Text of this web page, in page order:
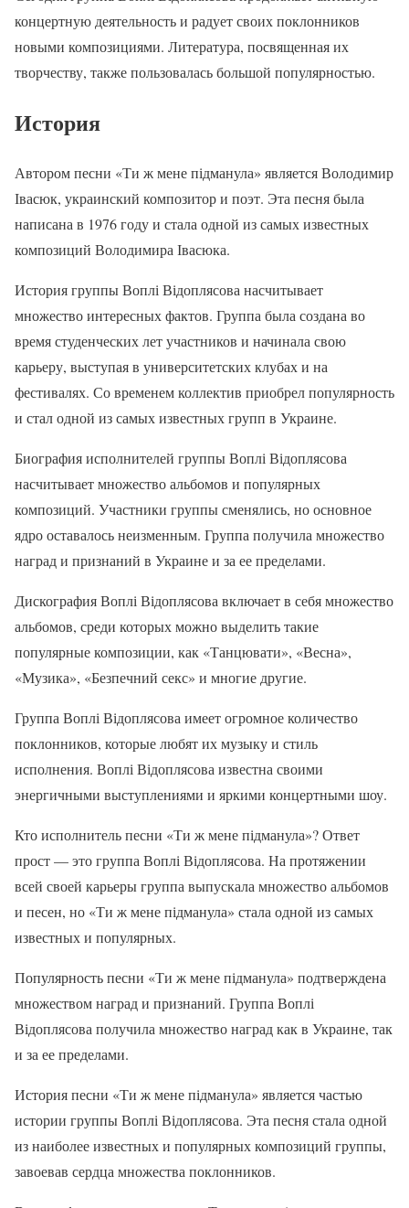
концертную деятельность и радует своих поклонников
новыми композициями. Литература, посвященная их
творчеству, также пользовалась большой популярностью.
История
Автором песни «Ти ж мене підманула» является Володимир
Івасюк, украинский композитор и поэт. Эта песня была
написана в 1976 году и стала одной из самых известных
композиций Володимира Івасюка.
История группы Воплі Відоплясова насчитывает
множество интересных фактов. Группа была создана во
время студенческих лет участников и начинала свою
карьеру, выступая в университетских клубах и на
фестивалях. Со временем коллектив приобрел популярность
и стал одной из самых известных групп в Украине.
Биография исполнителей группы Воплі Відоплясова
насчитывает множество альбомов и популярных
композиций. Участники группы сменялись, но основное
ядро оставалось неизменным. Группа получила множество
наград и признаний в Украине и за ее пределами.
Дискография Воплі Відоплясова включает в себя множество
альбомов, среди которых можно выделить такие
популярные композиции, как «Танцювати», «Весна»,
«Музика», «Безпечний секс» и многие другие.
Группа Воплі Відоплясова имеет огромное количество
поклонников, которые любят их музыку и стиль
исполнения. Воплі Відоплясова известна своими
энергичными выступлениями и яркими концертными шоу.
Кто исполнитель песни «Ти ж мене підманула»? Ответ
прост — это группа Воплі Відоплясова. На протяжении
всей своей карьеры группа выпускала множество альбомов
и песен, но «Ти ж мене підманула» стала одной из самых
известных и популярных.
Популярность песни «Ти ж мене підманула» подтверждена
множеством наград и признаний. Группа Воплі
Відоплясова получила множество наград как в Украине, так
и за ее пределами.
История песни «Ти ж мене підманула» является частью
истории группы Воплі Відоплясова. Эта песня стала одной
из наиболее известных и популярных композиций группы,
завоевав сердца множества поклонников.